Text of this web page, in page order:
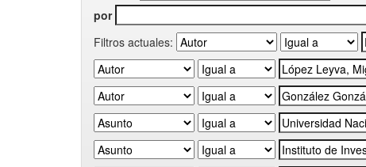
por
Filtros actuales: